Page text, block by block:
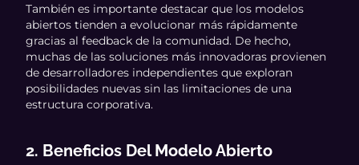
También es importante destacar que los modelos
abiertos tienden a evolucionar más rápidamente
gracias al feedback de la comunidad. De hecho,
muchas de las soluciones más innovadoras provienen
de desarrolladores independientes que exploran
posibilidades nuevas sin las limitaciones de una
estructura corporativa.
2. Beneficios Del Modelo Abierto